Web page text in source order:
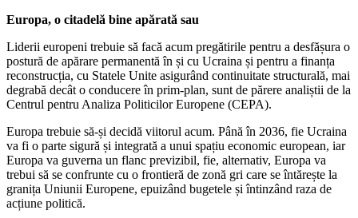
Europa, o citadelă bine apărată sau
Liderii europeni trebuie să facă acum pregătirile pentru a desfășura o
postură de apărare permanentă în și cu Ucraina și pentru a finanța
reconstrucția, cu Statele Unite asigurând continuitate structurală, mai
degrabă decât o conducere în prim-plan, sunt de părere analiștii de la
Centrul pentru Analiza Politicilor Europene (CEPA).
Europa trebuie să-și decidă viitorul acum. Până în 2036, fie Ucraina
va fi o parte sigură și integrată a unui spațiu economic european, iar
Europa va guverna un flanc previzibil, fie, alternativ, Europa va
trebui să se confrunte cu o frontieră de zonă gri care se întărește la
granița Uniunii Europene, epuizând bugetele și întinzând raza de
acțiune politică.